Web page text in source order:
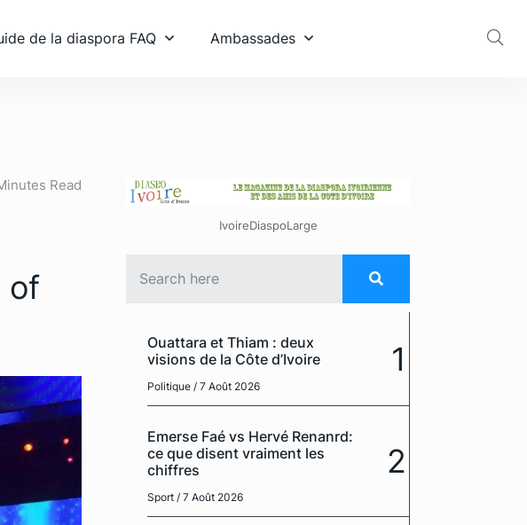
de la diaspora FAQ Ambassades
Read
of
IvoireDiaspoLarge
Ouattara et Thiam : deux
visions de la Côte d’Ivoire
Politique / 7 Août 2026
1
Emerse Faé vs Hervé Renanrd:
ce que disent vraiment les
chiffres
Sport / 7 Août 2026
2